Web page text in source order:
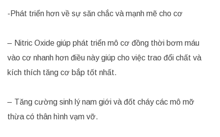
-Phát triển hơn về sự săn chắc và mạnh mẽ cho cơ
– Nitric Oxide giúp phát triển mô cơ đồng thời bơm máu
vào cơ nhanh hơn điều này giúp cho việc trao đổi chất và
kích thích tăng cơ bắp tốt nhất.
– Tăng cường sinh lý nam giới và đốt cháy các mô mỡ
thừa có thân hình vạm vỡ.